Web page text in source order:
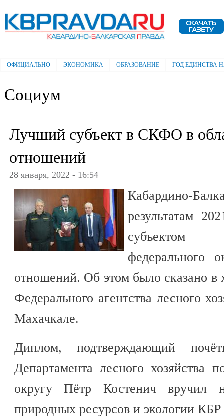
Электронная газета "Кабардино-
Балкарская правда"
Главное меню
ОФИЦИАЛЬНО ЭКОНОМИКА ОБРАЗОВАНИЕ ГОД ЕДИНСТВА
Социум
Лучший субъект в СКФО в
отношений
28 января, 2022 - 16:54
Кабардино-
результатам
субъектом
федерального
отношений. Об этом было сказано в
Федерального агентства лесного
Махачкале.
Диплом, подтверждающий
Департамента лесного
округу Пётр Костенич вручил
природных ресурсов и экологии